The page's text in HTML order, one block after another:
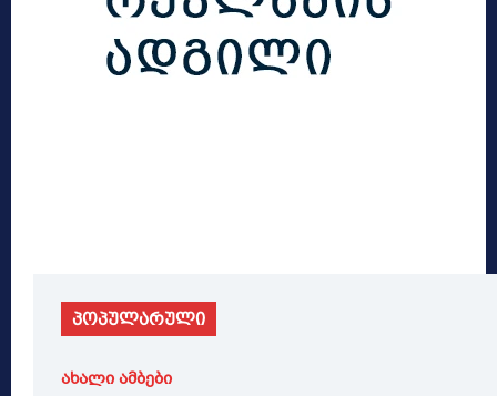
პოპულარული
ახალი ამბები